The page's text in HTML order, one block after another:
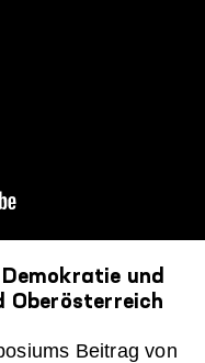
und
Oberösterreich
Beitrag von